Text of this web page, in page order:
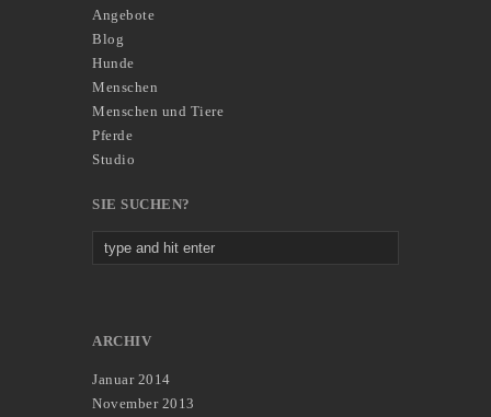
Angebote
Blog
Hunde
Menschen
Menschen und Tiere
Pferde
Studio
SIE SUCHEN?
ARCHIV
Januar 2014
November 2013